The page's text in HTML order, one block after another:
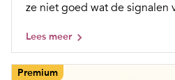
ze niet goed wat de signalen
Lees meer
Premium